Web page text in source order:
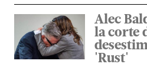
Alec
la corte
'Rust'